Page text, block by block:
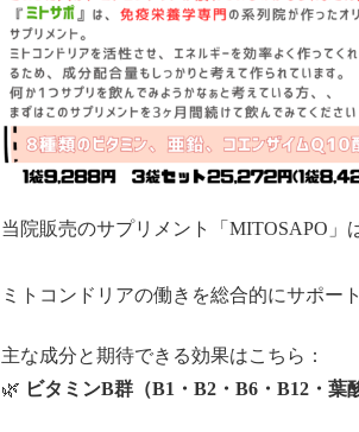
当院販売のサプリメント「MITOSAPO」
ミトコンドリアの働きを総合的にサポー
主な成分と期待できる効果はこちら：
🌿 ビタミンB群（B1・B2・B6・B12・葉